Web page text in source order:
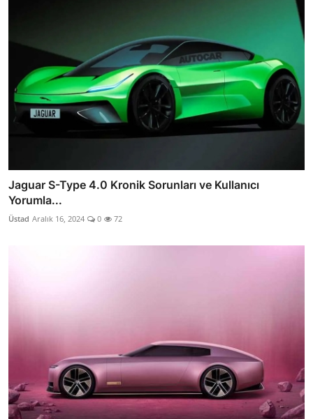
Jaguar S-Type 4.0 Kronik Sorunları ve Kullanıcı
Yorumla...
Üstad Aralık 16, 2024 0 72